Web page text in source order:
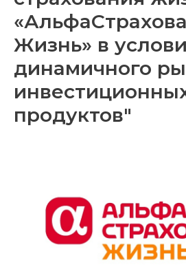
Жизнь» в
динамичного
продуктов"